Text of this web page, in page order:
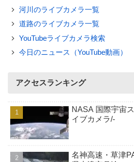
河川のライブカメラ一覧
道路のライブカメラ一覧
YouTubeライブカメラ検索
今日のニュース（YouTube動画）
アクセスランキング
NASA 国際宇宙
イブカメラ/-
名神高速・草津